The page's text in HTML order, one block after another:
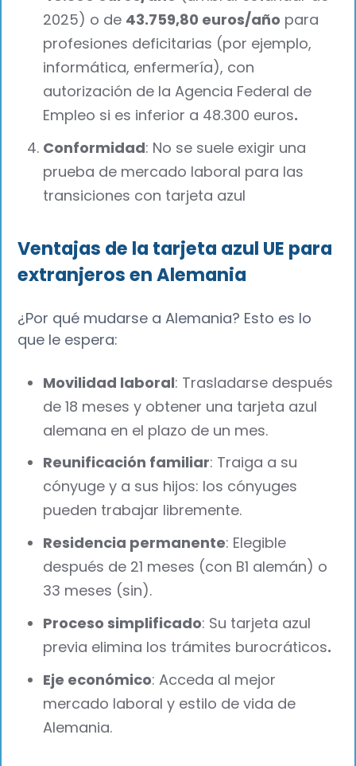
2025) o de 43.759,80 euros/año para
profesiones deficitarias (por ejemplo,
informática, enfermería), con
autorización de la Agencia Federal de
Empleo si es inferior a 48.300 euros.‍
Conformidad: No se suele exigir una
prueba de mercado laboral para las
transiciones con tarjeta azul
Ventajas de la tarjeta azul UE para
extranjeros en Alemania
¿Por qué mudarse a Alemania? Esto es lo
que le espera:
Movilidad laboral: Trasladarse después
de 18 meses y obtener una tarjeta azul
alemana en el plazo de un mes.
Reunificación familiar: Traiga a su
cónyuge y a sus hijos: los cónyuges
pueden trabajar libremente.
Residencia permanente: Elegible
después de 21 meses (con B1 alemán) o
33 meses (sin).
Proceso simplificado: Su tarjeta azul
previa elimina los trámites burocráticos.
Eje económico: Acceda al mejor
mercado laboral y estilo de vida de
Alemania.